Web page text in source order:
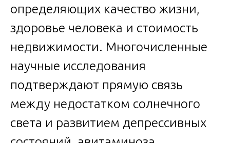
определяющих качество жизни,
здоровье человека и стоимость
недвижимости. Многочисленные
научные исследования
подтверждают прямую связь
между недостатком солнечного
света и развитием депрессивных